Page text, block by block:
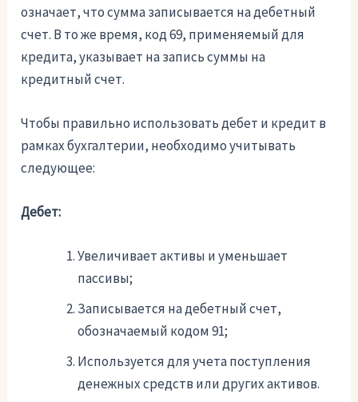
означает, что сумма записывается на дебетный
счет. В то же время, код 69, применяемый для
кредита, указывает на запись суммы на
кредитный счет.
Чтобы правильно использовать дебет и кредит в
рамках бухгалтерии, необходимо учитывать
следующее:
Дебет:
Увеличивает активы и уменьшает
пассивы;
Записывается на дебетный счет,
обозначаемый кодом 91;
Используется для учета поступления
денежных средств или других активов.